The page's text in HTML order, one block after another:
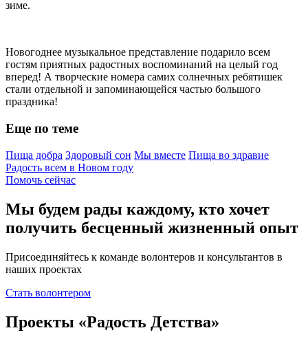
зиме.
Новогоднее музыкальное представление подарило всем
гостям приятных радостных воспоминаний на целый год
вперед! А творческие номера самих солнечных ребятишек
стали отдельной и запоминающейся частью большого
праздника!
Еще по теме
Пища добра Здоровый сон Мы вместе Пища во здравие
Радость всем в Новом году
Помочь сейчас
Мы будем рады каждому, кто хочет
получить бесценный жизненный опыт
Присоединяйтесь к команде волонтеров и консультантов в
наших проектах
Стать волонтером
Проекты «Радость Детства»